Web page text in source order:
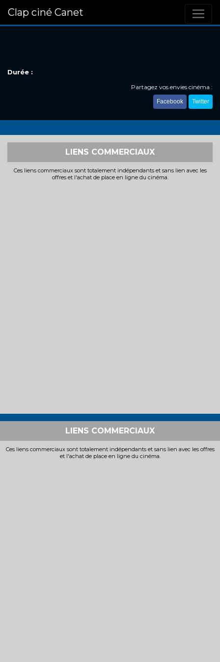
Clap ciné Canet
Durée :
Partagez vos envies cinéma :
Facebook Twitter
LIENS COMMERCIAUX
Ces liens commerciaux sont totalement indépendants et sans lien avec les
offres et l'achat de place en ligne du cinéma.
LIENS COMMERCIAUX
Ces liens commerciaux sont totalement indépendants et sans lien avec les offres
et l'achat de place en ligne du cinéma.